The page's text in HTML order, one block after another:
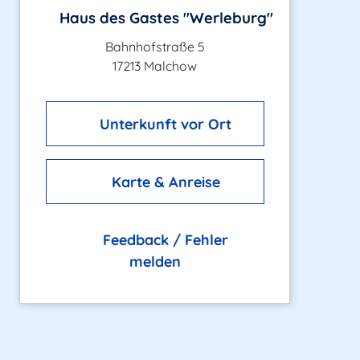
Haus des Gastes "Werleburg"
Bahnhofstraße 5
17213 Malchow
Unterkunft vor Ort
Karte & Anreise
Feedback / Fehler
melden